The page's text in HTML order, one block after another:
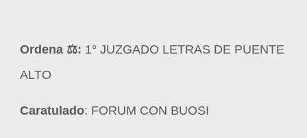
Ordena ‍⚖️: 1° JUZGADO LETRAS DE PUENTE
ALTO
Caratulado: FORUM CON BUOSI